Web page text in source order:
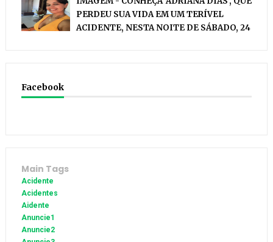
PERDEU SUA VIDA EM UM TERÍVEL
ACIDENTE, NESTA NOITE DE SÁBADO, 24
Facebook
Main Tags
Acidente
Acidentes
Aidente
Anuncie1
Anuncie2